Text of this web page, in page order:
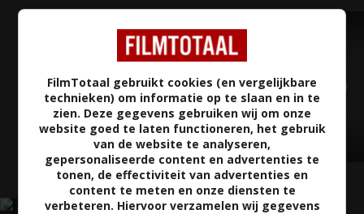
02:18
FilmTotaal gebruikt cookies (en vergelijkbare
technieken) om informatie op te slaan en in te
zien. Deze gegevens gebruiken wij om onze
website goed te laten functioneren, het gebruik
van de website te analyseren,
gepersonaliseerde content en advertenties te
tonen, de effectiviteit van advertenties en
content te meten en onze diensten te
verbeteren. Hiervoor verzamelen wij gegevens